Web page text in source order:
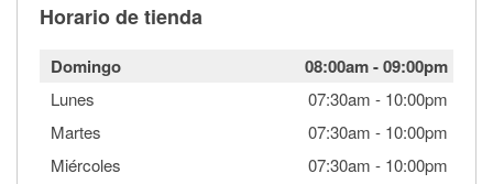
Horario de tienda
Domingo 08:00am-09:00pm
Lunes 07:30am - 10:00pm
Martes
07:30am - 10:00pm
Miércoles
07:30am - 10:00pm